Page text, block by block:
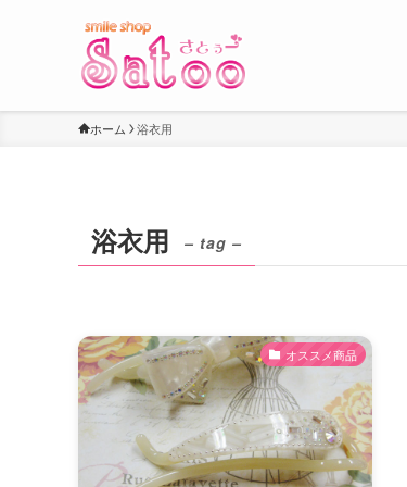
ホーム 浴衣用
浴衣用 – tag –
オススメ商品